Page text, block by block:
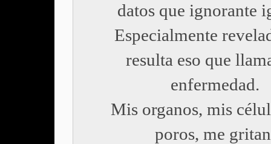
datos que ignorante
Especialmente
resulta eso que
enfermedad.
Mis organos, mis
poros, me